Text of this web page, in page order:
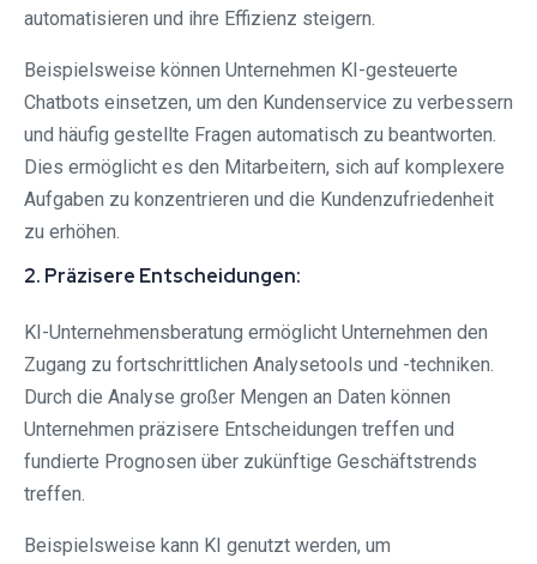
automatisieren und ihre Effizienz steigern.
Beispielsweise können Unternehmen KI-gesteuerte
Chatbots einsetzen, um den Kundenservice zu verbessern
und häufig gestellte Fragen automatisch zu beantworten.
Dies ermöglicht es den Mitarbeitern, sich auf komplexere
Aufgaben zu konzentrieren und die Kundenzufriedenheit
zu erhöhen.
2. Präzisere Entscheidungen:
KI-Unternehmensberatung ermöglicht Unternehmen den
Zugang zu fortschrittlichen Analysetools und -techniken.
Durch die Analyse großer Mengen an Daten können
Unternehmen präzisere Entscheidungen treffen und
fundierte Prognosen über zukünftige Geschäftstrends
treffen.
Beispielsweise kann KI genutzt werden, um